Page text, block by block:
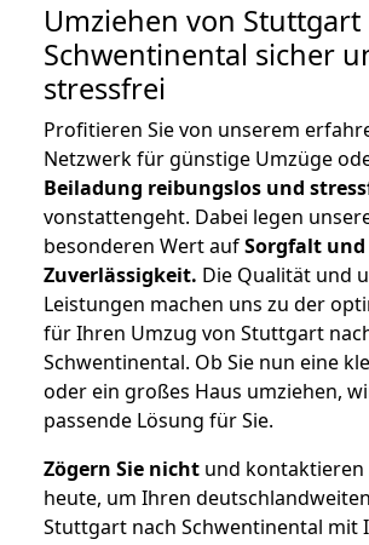
Umziehen von Stuttgart
Schwentinental sicher
stressfrei
Profitieren Sie von unserem
Netzwerk für günstige Umzüge
Beiladung reibungslos und
vonstattengeht. Dabei legen
besonderen Wert aufSorgfalt und
Zuverlässigkeit. Die Qualität und
Leistungen machen uns zu der
für Ihren Umzug von Stuttgart
Schwentinental. Ob Sie nun eine
oder ein großes Haus umziehen,
passende Lösung für Sie.
Zögern Sie nicht und kontaktieren
heute, um Ihren
Stuttgart nach Schwentinental mit